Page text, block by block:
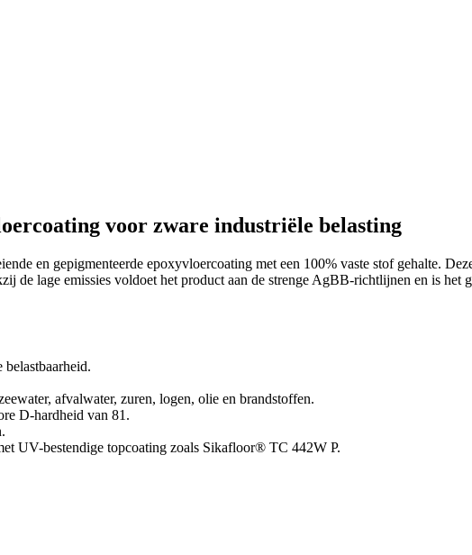
voor zware industriële belasting
en gepigmenteerde epoxyvloercoating met een 100% vaste stof gehalte.
de lage emissies voldoet het product aan de strenge AgBB-richtlijnen en is het
afvalwater, zuren, logen, olie en brandstoffen.
D-hardheid van 81.
UV-bestendige topcoating zoals Sikafloor® TC 442W P.